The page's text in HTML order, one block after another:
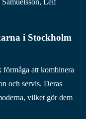
Leif
i Stockholm
att kombinera
och servis. Deras
vilket gör dem